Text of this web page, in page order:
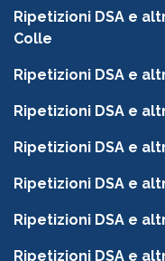
Ripetizioni DSA e
Colle
Ripetizioni DSA e
Ripetizioni DSA e
Ripetizioni DSA e
Ripetizioni DSA e
Ripetizioni DSA e
Ripetizioni DSA e